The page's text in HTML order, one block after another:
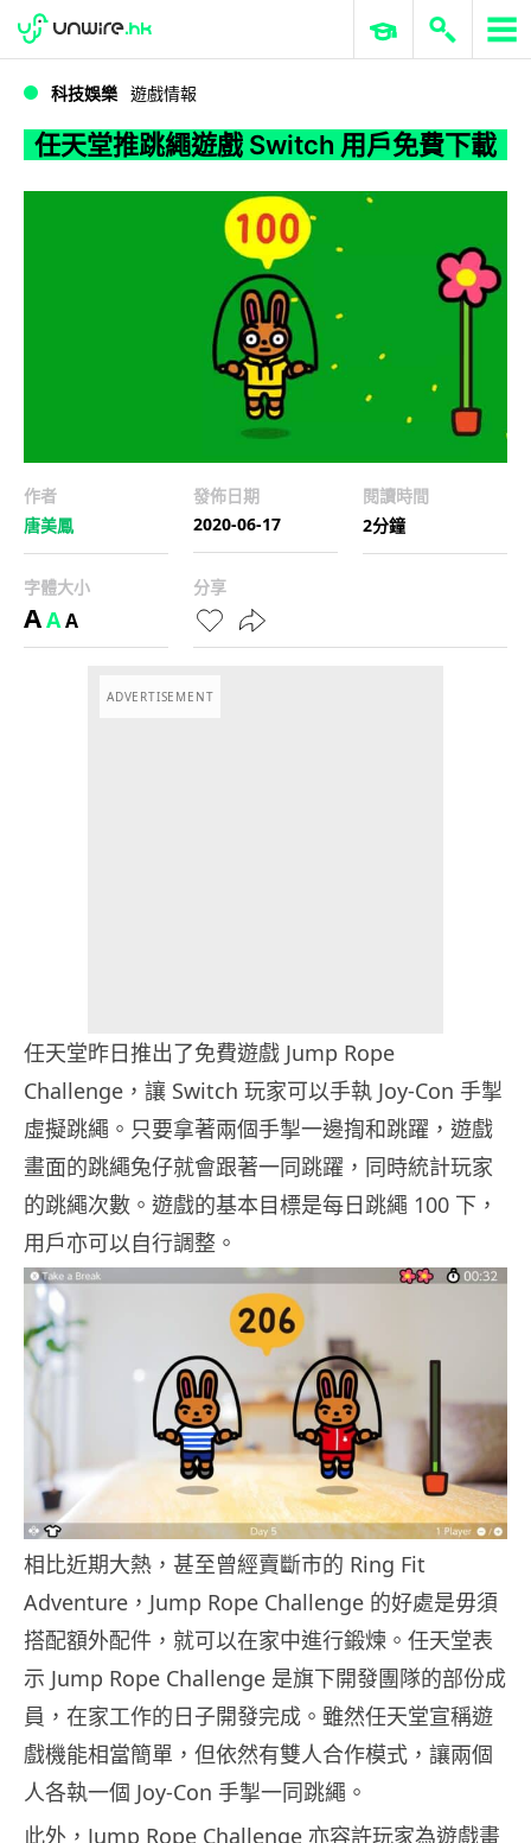
任天堂推跳繩遊戲 Switch 用戶免費下載
WWDC 2026 ERP 與商業 AI
科技娛樂 遊戲情報
任天堂推跳繩遊戲 Switch 用戶免費下載
作者
唐美鳳
發佈日期
2020-06-17
閱讀時間
2分鐘
字體大小
AAA
分享
ADVERTISEMENT
任天堂昨日推出了免費遊戲 Jump Rope
Challenge，讓 Switch 玩家可以手執 Joy-Con 手掣
虛擬跳繩。只要拿著兩個手掣一邊揈和跳躍，遊戲
畫面的跳繩兔仔就會跟著一同跳躍，同時統計玩家
的跳繩次數。遊戲的基本目標是每日跳繩 100 下，
用戶亦可以自行調整。
相比近期大熱，甚至曾經賣斷市的 Ring Fit
Adventure，Jump Rope Challenge 的好處是毋須
搭配額外配件，就可以在家中進行鍛煉。任天堂表
示 Jump Rope Challenge 是旗下開發團隊的部份成
員，在家工作的日子開發完成。雖然任天堂宣稱遊
戲機能相當簡單，但依然有雙人合作模式，讓兩個
人各執一個 Joy-Con 手掣一同跳繩。
此外，Jump Rope Challenge 亦容許玩家為遊戲畫